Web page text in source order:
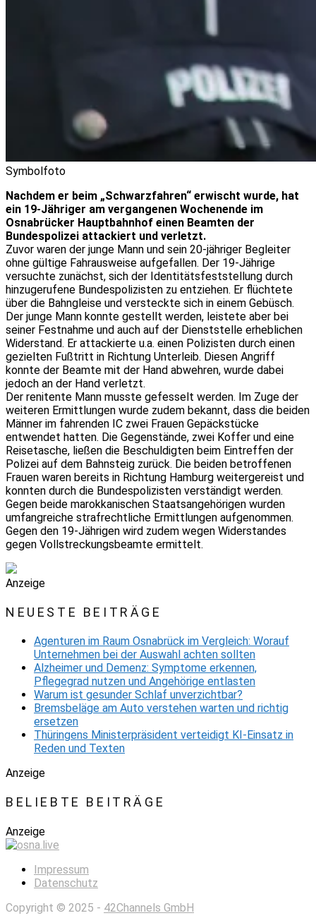
Symbolfoto
Nachdem er beim „Schwarzfahren“ erwischt wurde, hat
ein 19-Jähriger am vergangenen Wochenende im
Osnabrücker Hauptbahnhof einen Beamten der
Bundespolizei attackiert und verletzt.
Zuvor waren der junge Mann und sein 20-jähriger Begleiter
ohne gültige Fahrausweise aufgefallen. Der 19-Jährige
versuchte zunächst, sich der Identitätsfeststellung durch
hinzugerufene Bundespolizisten zu entziehen. Er flüchtete
über die Bahngleise und versteckte sich in einem Gebüsch.
Der junge Mann konnte gestellt werden, leistete aber bei
seiner Festnahme und auch auf der Dienststelle erheblichen
Widerstand. Er attackierte u.a. einen Polizisten durch einen
gezielten Fußtritt in Richtung Unterleib. Diesen Angriff
konnte der Beamte mit der Hand abwehren, wurde dabei
jedoch an der Hand verletzt.
Der renitente Mann musste gefesselt werden. Im Zuge der
weiteren Ermittlungen wurde zudem bekannt, dass die beiden
Männer im fahrenden IC zwei Frauen Gepäckstücke
entwendet hatten. Die Gegenstände, zwei Koffer und eine
Reisetasche, ließen die Beschuldigten beim Eintreffen der
Polizei auf dem Bahnsteig zurück. Die beiden betroffenen
Frauen waren bereits in Richtung Hamburg weitergereist und
konnten durch die Bundespolizisten verständigt werden.
Gegen beide marokkanischen Staatsangehörigen wurden
umfangreiche strafrechtliche Ermittlungen aufgenommen.
Gegen den 19-Jährigen wird zudem wegen Widerstandes
gegen Vollstreckungsbeamte ermittelt.
Anzeige
NEUESTE BEITRÄGE
Agenturen im Raum Osnabrück im Vergleich: Worauf
Unternehmen bei der Auswahl achten sollten
Alzheimer und Demenz: Symptome erkennen,
Pflegegrad nutzen und Angehörige entlasten
Warum ist gesunder Schlaf unverzichtbar?
Bremsbeläge am Auto verstehen warten und richtig
ersetzen
Thüringens Ministerpräsident verteidigt KI-Einsatz in
Reden und Texten
Anzeige
BELIEBTE BEITRÄGE
Anzeige
Impressum
Datenschutz
Copyright © 2025 - 42Channels GmbH